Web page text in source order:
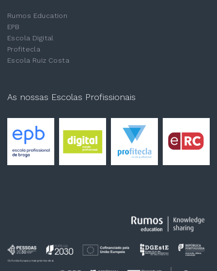
Rumos Education
EPB
Escola Digital
Profitecla
Escola Ruiz Costa
As nossas Escolas Profissionais